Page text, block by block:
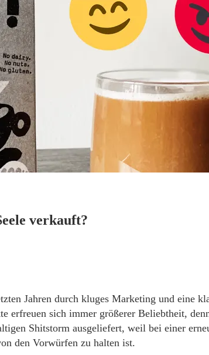
verkauft?
Jahren durch kluges Marketing und eine
erfreuen sich immer größerer Beliebtheit,
Shitstorm ausgeliefert, weil bei einer
den Vorwürfen zu halten ist.